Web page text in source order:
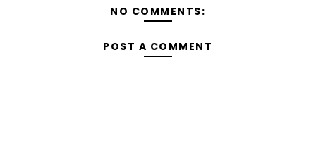
NO COMMENTS:
POST A COMMENT